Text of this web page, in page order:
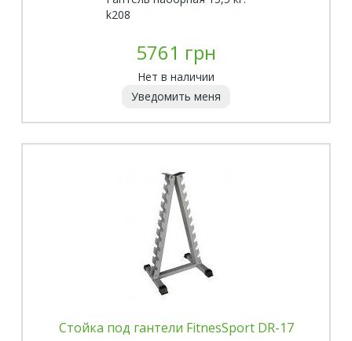
k208
5761 грн
Нет в наличии
Уведомить меня
Стойка под гантели FitnesSport DR-17